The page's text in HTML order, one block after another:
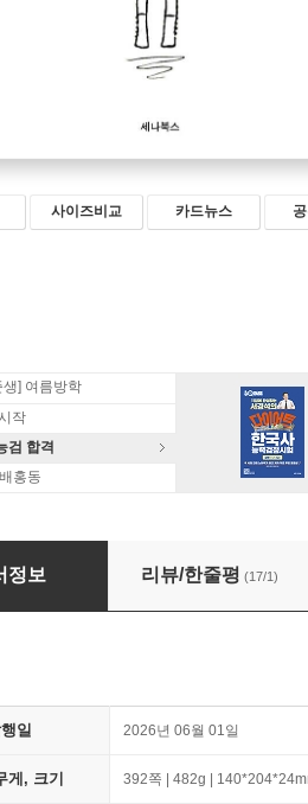
사이즈비교 카드뉴스
생] 여름방학
작
검 합격
홍동
2
정보 리뷰/한줄평 (17/1)
일 2026년 06월 01일
게, 크기 392쪽 | 482g |